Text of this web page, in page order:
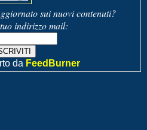
sui nuovi contenuti?
indirizzo mail:
da FeedBurner